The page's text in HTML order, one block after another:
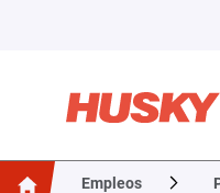
Empleos